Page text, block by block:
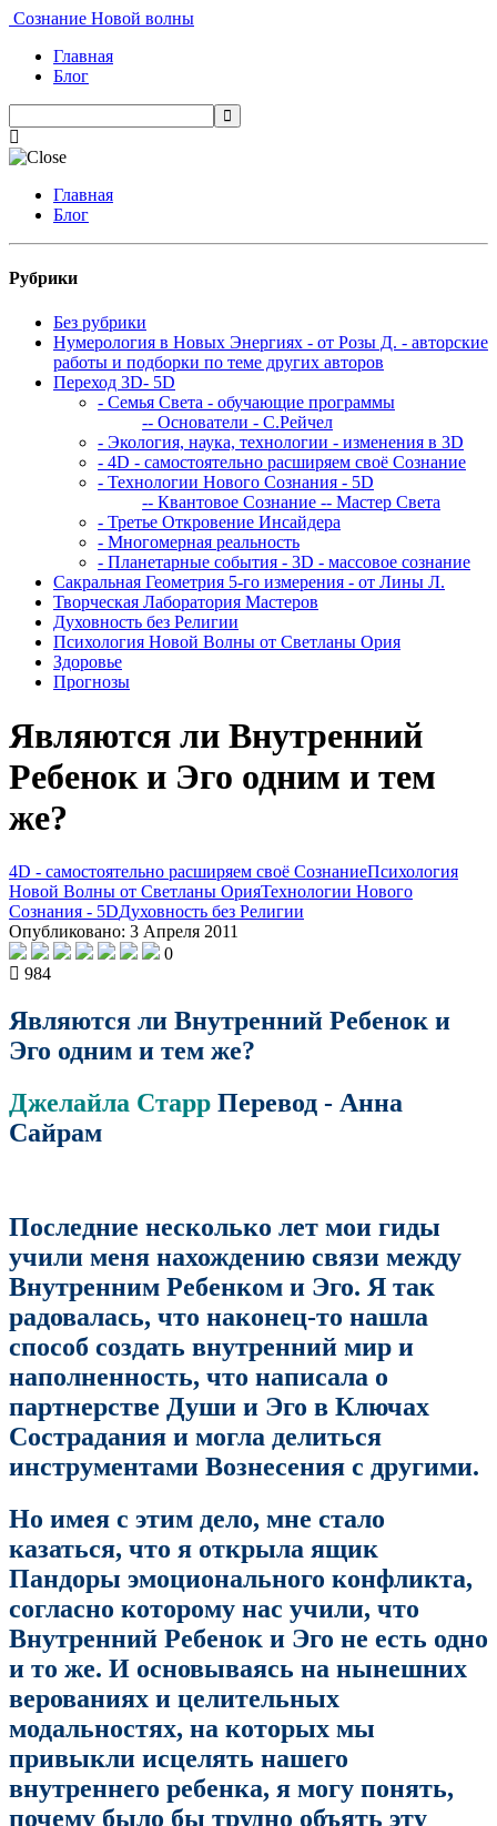
Сознание Новой волны
Главная
Блог
Главная
Блог
Рубрики
Без рубрики
Нумерология в Новых Энергиях - от Розы Д. - авторские
работы и подборки по теме других авторов
Переход 3D- 5D
- Семья Света - обучающие программы
-- Основатели - С.Рейчел
- Экология, наука, технологии - изменения в 3D
- 4D - самостоятельно расширяем своё Сознание
- Технологии Нового Сознания - 5D
-- Квантовое Сознание -- Мастер Света
- Третье Откровение Инсайдера
- Многомерная реальность
- Планетарные события - 3D - массовое сознание
Сакральная Геометрия 5-го измерения - от Лины Л.
Творческая Лаборатория Мастеров
Духовность без Религии
Психология Новой Волны от Светланы Ория
Здоровье
Прогнозы
Являются ли Внутренний
Ребенок и Эго одним и тем
же?
4D - самостоятельно расширяем своё СознаниеПсихология
Новой Волны от Светланы ОрияТехнологии Нового
Сознания - 5DДуховность без Религии
Опубликовано: 3 Апреля 2011
0
984
Являются ли Внутренний Ребенок и
Эго одним и тем же?
Джелайла Старр Перевод - Анна
Сайрам
Последние несколько лет мои гиды
учили меня нахождению связи между
Внутренним Ребенком и Эго. Я так
радовалась, что наконец-то нашла
способ создать внутренний мир и
наполненность, что написала о
партнерстве Души и Эго в Ключах
Сострадания и могла делиться
инструментами Вознесения с другими.
Но имея с этим дело, мне стало
казаться, что я открыла ящик
Пандоры эмоционального конфликта,
согласно которому нас учили, что
Внутренний Ребенок и Эго не есть одно
и то же. И основываясь на нынешних
верованиях и целительных
модальностях, на которых мы
привыкли исцелять нашего
внутреннего ребенка, я могу понять,
почему было бы трудно объять эту